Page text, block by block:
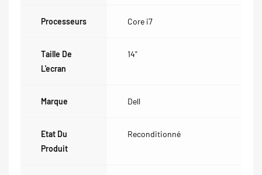
Processeurs Core i7
Taille De
L'ecran
14"
Marque Dell
Etat Du
Produit
Reconditionné